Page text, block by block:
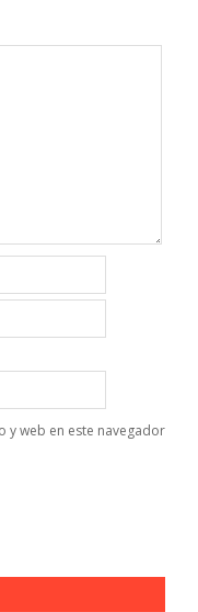
y web en este navegador